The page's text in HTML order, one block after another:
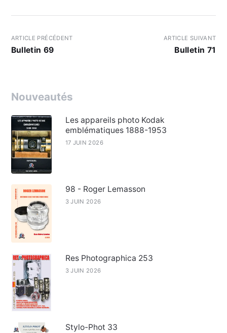
ARTICLE PRÉCÉDENT
Bulletin 69
ARTICLE SUIVANT
Bulletin 71
Nouveautés
Les appareils photo Kodak
emblématiques 1888-1953
17 JUIN 2026
98 - Roger Lemasson
3 JUIN 2026
Res Photographica 253
3 JUIN 2026
Stylo-Phot 33